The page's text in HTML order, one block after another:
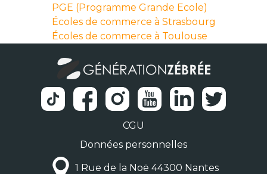
PGE (Programme Grande Ecole)
Écoles de commerce à Strasbourg
Écoles de commerce à Toulouse
CGU
Données personnelles
1 Rue de la Noë 44300 Nantes